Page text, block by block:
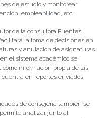
de estudio y monitorear
empleabilidad, etc.
de la consultora Puentes
la toma de decisiones en
y anulación de asignaturas
el sistema académico se
información propia de las
en reportes enviados
de consejería también se
analizar junto al